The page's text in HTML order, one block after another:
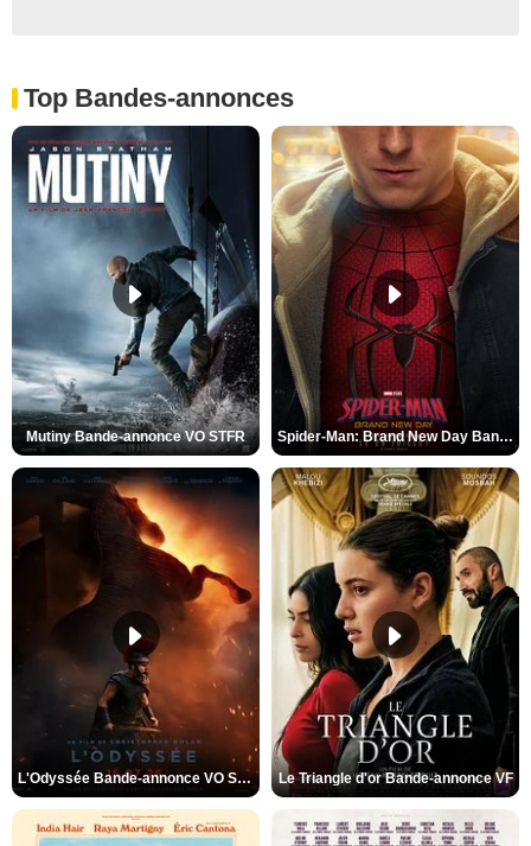
Top Bandes-annonces
Mutiny Bande-annonce VO STFR Spider-Man: Brand New Day Bande-annonce VO STFR
L'Odyssée Bande-annonce VO STFR Le Triangle d'or Bande-annonce VF